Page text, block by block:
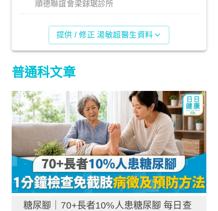
順德聯誼會梁銶琚診所
提供 / 修正 湯敏超醫生資料
普通科文章
糖尿腳｜70+長者10%人患糖尿腳 每日查